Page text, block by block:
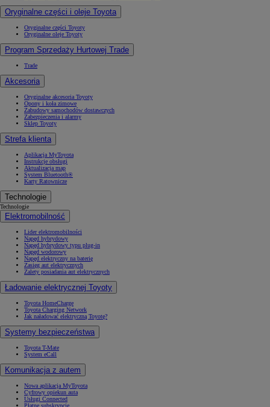
Oryginalne części i oleje Toyota
Oryginalne części Toyoty
Oryginalne oleje Toyoty
Program Sprzedaży Hurtowej Trade
Trade
Akcesoria
Oryginalne akcesoria Toyoty
Opony i koła zimowe
Zabudowy samochodów dostawczych
Zabezpieczenia i alarmy
Sklep Toyoty
Strefa klienta
Aplikacja MyToyota
Instrukcje obsługi
Aktualizacja map
System Bluetooth®
Karty Ratownicze
Technologie
Technologie
Elektromobilność
Lider elektromobilności
Napęd hybrydowy
Napęd hybrydowy typu plug-in
Napęd wodorowy
Napęd elektryczny na baterię
Zasięg aut elektrycznych
Zalety posiadania aut elektrycznych
Ładowanie elektrycznej Toyoty
Toyota HomeCharge
Toyota Charging Network
Jak naładować elektryczną Toyotę?
Systemy bezpieczeństwa
Toyota T-Mate
System eCall
Komunikacja z autem
Nowa aplikacja MyToyota
Cyfrowy opiekun auta
Usługi Connected
Płatne subskrypcje